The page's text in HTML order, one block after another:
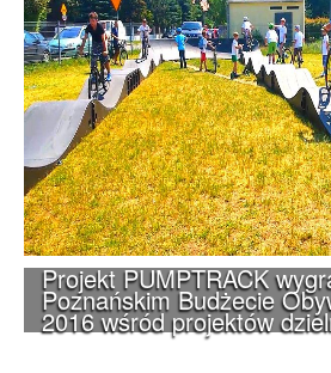
Projekt PUMPTRACK
Poznańskim Budżecie
2016 wśród projektów